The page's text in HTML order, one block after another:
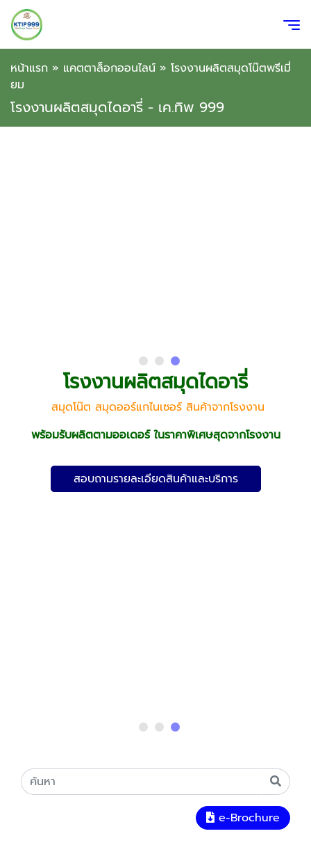
หน้าแรก » แคตตาล็อกออนไลน์ » โรงงานผลิตสมุดโน๊ตพรีเมี่
ยม
โรงงานผลิตสมุดไดอารี่ - เค.ทิพ 999
โรงงานผลิตสมุดไดอารี่
สมุดโน๊ต สมุดออร์แกไนเซอร์ สินค้าจากโรงงาน
พร้อมรับผลิตตามออเดอร์ ในราคาพิเศษสุดจากโรงงาน
สอบถามรายละเอียดสินค้าและบริการ
e-Brochure